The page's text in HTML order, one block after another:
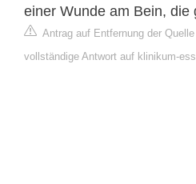
einer Wunde am Bein, die
Antrag auf Entfernung der Quelle
vollständige Antwort auf klinikum-